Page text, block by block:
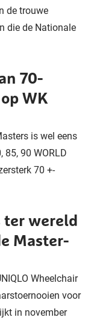
de trouwe
die de Nationale
70-
WK
is wel eens
85, 90 WORLD
70 +-
ter wereld
Master-
Wheelchair
voor
in november